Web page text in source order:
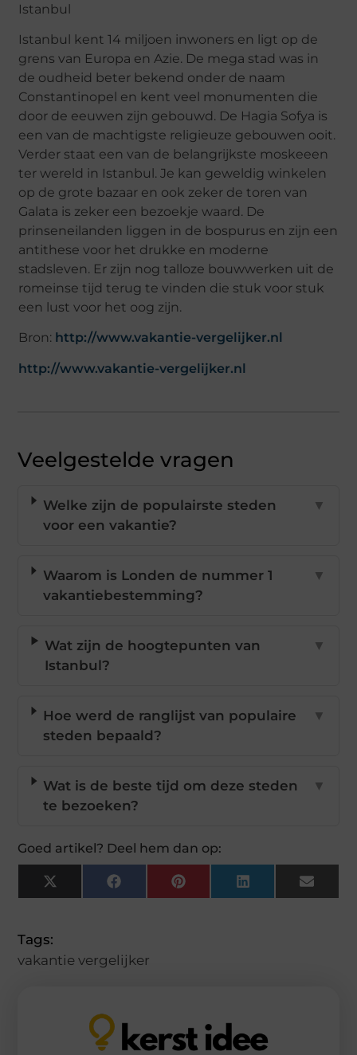
Istanbul
Istanbul kent 14 miljoen inwoners en ligt op de
grens van Europa en Azie. De mega stad was in
de oudheid beter bekend onder de naam
Constantinopel en kent veel monumenten die
door de eeuwen zijn gebouwd. De Hagia Sofya is
een van de machtigste religieuze gebouwen ooit.
Verder staat een van de belangrijkste moskeeen
ter wereld in Istanbul. Je kan geweldig winkelen
op de grote bazaar en ook zeker de toren van
Galata is zeker een bezoekje waard. De
prinseneilanden liggen in de bospurus en zijn een
antithese voor het drukke en moderne
stadsleven. Er zijn nog talloze bouwwerken uit de
romeinse tijd terug te vinden die stuk voor stuk
een lust voor het oog zijn.
Bron: http://www.vakantie-vergelijker.nl
http://www.vakantie-vergelijker.nl
Veelgestelde vragen
Welke zijn de populairste steden
voor een vakantie?
▼
Waarom is Londen de nummer 1
vakantiebestemming?
▼
Wat zijn de hoogtepunten van
Istanbul?
▼
Hoe werd de ranglijst van populaire
steden bepaald?
▼
Wat is de beste tijd om deze steden
te bezoeken?
▼
Goed artikel? Deel hem dan op:
X
(Twitter)
FacebookPinterestLinkedInEmail
Tags:
vakantie vergelijker